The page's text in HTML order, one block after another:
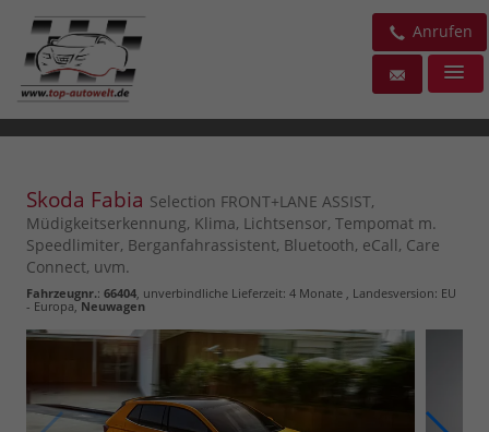
Anrufen
Skoda Fabia Selection FRONT+LANE ASSIST,
Müdigkeitserkennung, Klima, Lichtsensor, Tempomat m.
Speedlimiter, Berganfahrassistent, Bluetooth, eCall, Care
Connect, uvm.
Fahrzeugnr.: 66404 , unverbindliche Lieferzeit: 4 Monate , Landesversion: EU
- Europa,Neuwagen